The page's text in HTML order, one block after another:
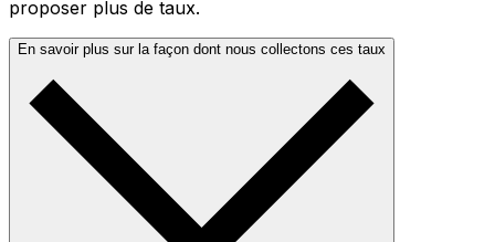
proposer plus de taux.
En savoir plus sur la façon dont nous collectons ces taux